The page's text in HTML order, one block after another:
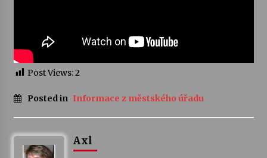
Za kulturou kousek za Humpolec. V Želivě ožije
13. 7. 2026
Varhanní recitál Michala Novenka v Klášteře
3. 7. 2026
Petr Adamec – Malovaný svět
Post Views:2
Posted in Informace z městského úřadu
Axl